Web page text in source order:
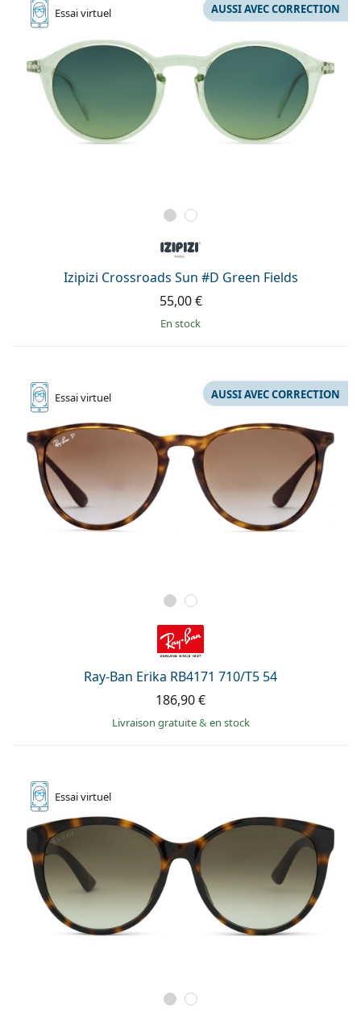
Essaivirtuel
Izipizi Crossroads Sun #D Green Fields
AUSSI AVEC CORRECTION
55,00 €
en stock
Essaivirtuel
Ray-Ban Erika RB4171 710/T5 54
AUSSI AVEC CORRECTION
186,90 €
Livraison gratuite& en stock
Essaivirtuel